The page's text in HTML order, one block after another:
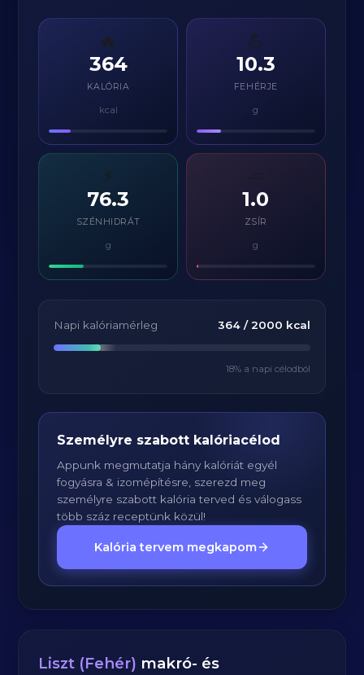
🔥
364
KALÓRIA
kcal
💪
10.3
FEHÉRJE
g
⚡
76.3
SZÉNHIDRÁT
g
1.0
ZSÍR
g
Napi kalóriamérleg 364/ 2000 kcal
18% a napi célodból
Személyre szabott kalóriacélod
Appunk megmutatja hány kalóriát egyél
fogyásra & izomépítésre, szerezd meg
személyre szabott kalória terved és válogass
több száz receptünk közül!
Kalória tervem megkapom
Liszt (Fehér) makró- és